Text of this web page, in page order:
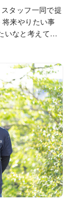
タッフ一同で提
来やりたい事
いなと考えてい
うより有名な観